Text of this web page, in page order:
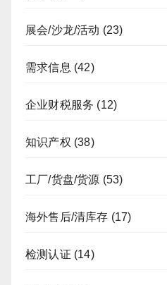
展会/沙龙/活动 (23)
需求信息 (42)
企业财税服务 (12)
知识产权 (38)
工厂/货盘/货源 (53)
海外售后/清库存 (17)
检测认证 (14)